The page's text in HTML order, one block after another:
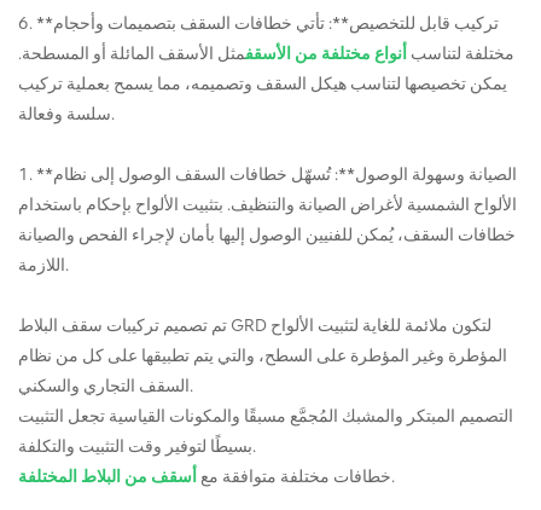
6. **تركيب قابل للتخصيص**: تأتي خطافات السقف بتصميمات وأحجام
مختلفة لتناسب أنواع مختلفة من الأسقفمثل الأسقف المائلة أو المسطحة.
يمكن تخصيصها لتناسب هيكل السقف وتصميمه، مما يسمح بعملية تركيب
سلسة وفعالة.
1. **الصيانة وسهولة الوصول**: تُسهّل خطافات السقف الوصول إلى نظام
الألواح الشمسية لأغراض الصيانة والتنظيف. بتثبيت الألواح بإحكام باستخدام
خطافات السقف، يُمكن للفنيين الوصول إليها بأمان لإجراء الفحص والصيانة
اللازمة.
تم تصميم تركيبات سقف البلاط GRD لتكون ملائمة للغاية لتثبيت الألواح
المؤطرة وغير المؤطرة على السطح، والتي يتم تطبيقها على كل من نظام
السقف التجاري والسكني.
التصميم المبتكر والمشبك المُجمَّع مسبقًا والمكونات القياسية تجعل التثبيت
بسيطًا لتوفير وقت التثبيت والتكلفة.
خطافات مختلفة متوافقة مع أسقف من البلاط المختلفة .